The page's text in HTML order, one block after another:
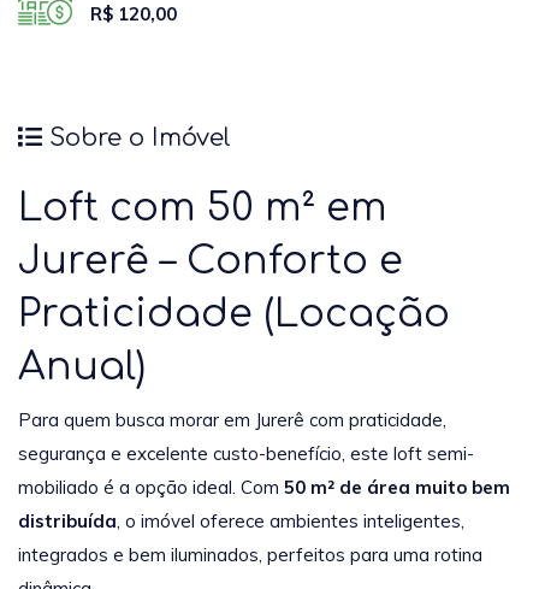
R$ 120,00
Sobre o Imóvel
Loft com 50 m² em
Jurerê – Conforto e
Praticidade (Locação
Anual)
Para quem busca morar em Jurerê com praticidade,
segurança e excelente custo-benefício, este loft semi-
mobiliado é a opção ideal. Com 50 m² de área muito bem
distribuída , o imóvel oferece ambientes inteligentes,
integrados e bem iluminados, perfeitos para uma rotina